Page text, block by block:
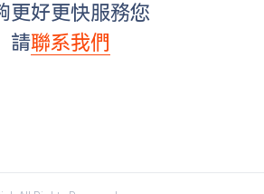
更好更快服務您
請聯系我們